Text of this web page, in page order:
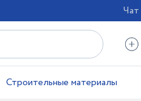
Чат
Строительные материалы